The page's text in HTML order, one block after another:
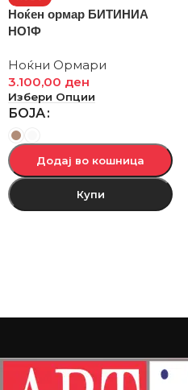
Ноќен ормар БИТИНИА
НО1Ф
Ноќни Ормари
3.100,00 ден
Избери Опции
БОЈА
Додај во кошница
Купи